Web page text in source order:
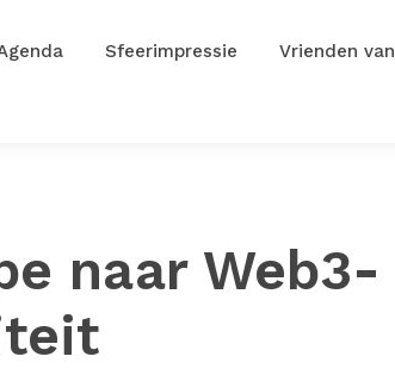
Sfeerimpressie Vrienden van
naar Web3-